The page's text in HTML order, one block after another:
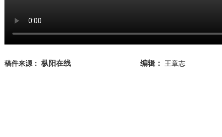
稿件来源： 枞阳在线 编辑： 王章志